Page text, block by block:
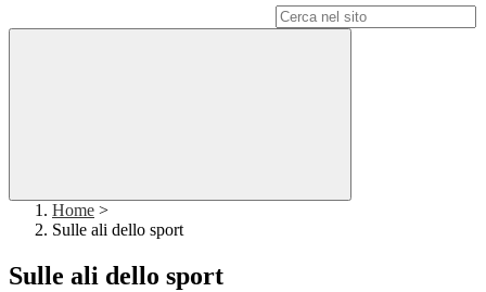
Home >
Sulle ali dello sport
Sulle ali dello sport